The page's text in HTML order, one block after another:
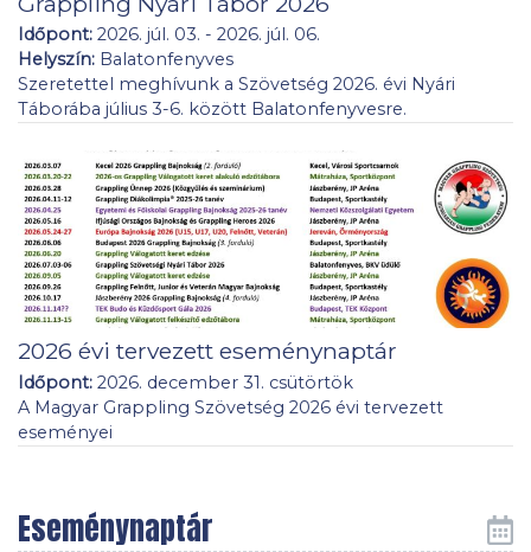
Időpont: 2026. júl. 03. - 2026. júl. 06.
Helyszín: Balatonfenyves
Szeretettel meghívunk a Szövetség 2026. évi Nyári
Táborába július 3-6. között Balatonfenyvesre.
2026 évi tervezett eseménynaptár
Időpont: 2026. december 31. csütörtök
A Magyar Grappling Szövetség 2026 évi tervezett
eseményei
Eseménynaptár